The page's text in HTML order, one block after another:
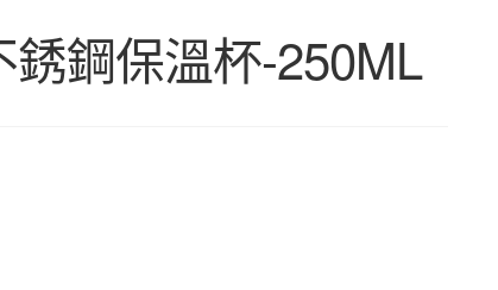
鋼保溫杯-250ML